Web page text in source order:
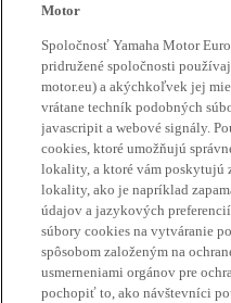
Motor
Spoločnosť Yamaha Motor
pridružené spoločnosti
motor.eu) a akýchkoľvek jej
vrátane techník podobných
javascripit a webové signály.
cookies, ktoré umožňujú
lokality, a ktoré vám poskytujú
lokality, ako je napríklad
údajov a jazykových
súbory cookies na vytváranie
spôsobom založeným na
usmerneniami orgánov pre
pochopiť to, ako návštevníci